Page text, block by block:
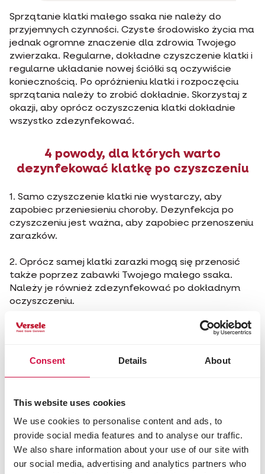
Consent Details About
This website uses cookies
We use cookies to personalise content and ads, to
provide social media features and to analyse our traffic.
We also share information about your use of our site with
our social media, advertising and analytics partners who
Sprzątanie klatki małego ssaka nie należy do
przyjemnych czynności. Czyste środowisko życia ma
jednak ogromne znaczenie dla zdrowia Twojego
zwierzaka. Regularne, dokładne czyszczenie klatki i
regularne układanie nowej ściółki są oczywiście
koniecznością. Po opróżnieniu klatki i rozpoczęciu
sprzątania należy to zrobić dokładnie. Skorzystaj z
okazji, aby oprócz oczyszczenia klatki dokładnie
wszystko zdezynfekować.
4 powody, dla których warto
dezynfekować klatkę po czyszczeniu
1. Samo czyszczenie klatki nie wystarczy, aby
zapobiec przeniesieniu choroby. Dezynfekcja po
czyszczeniu jest ważna, aby zapobiec przenoszeniu
zarazków.
2. Oprócz samej klatki zarazki mogą się przenosić
także poprzez zabawki Twojego małego ssaka.
Należy je również zdezynfekować po dokładnym
oczyszczeniu.
3. Klatka Twojego małego ssaka może być źródłem
dezynfekujący działa również przeciwko grzybom i
zarodnikom.
4. Czy korzystasz także z transportera? Nie
zapomnij go również wyczyścić i zdezynfekować. W
ten sposób zapobiegniesz przenoszeniu zarazków
przez tego rodzaju klatki.